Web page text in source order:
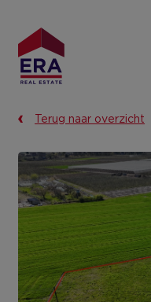
inhoud
Terug naar overzicht